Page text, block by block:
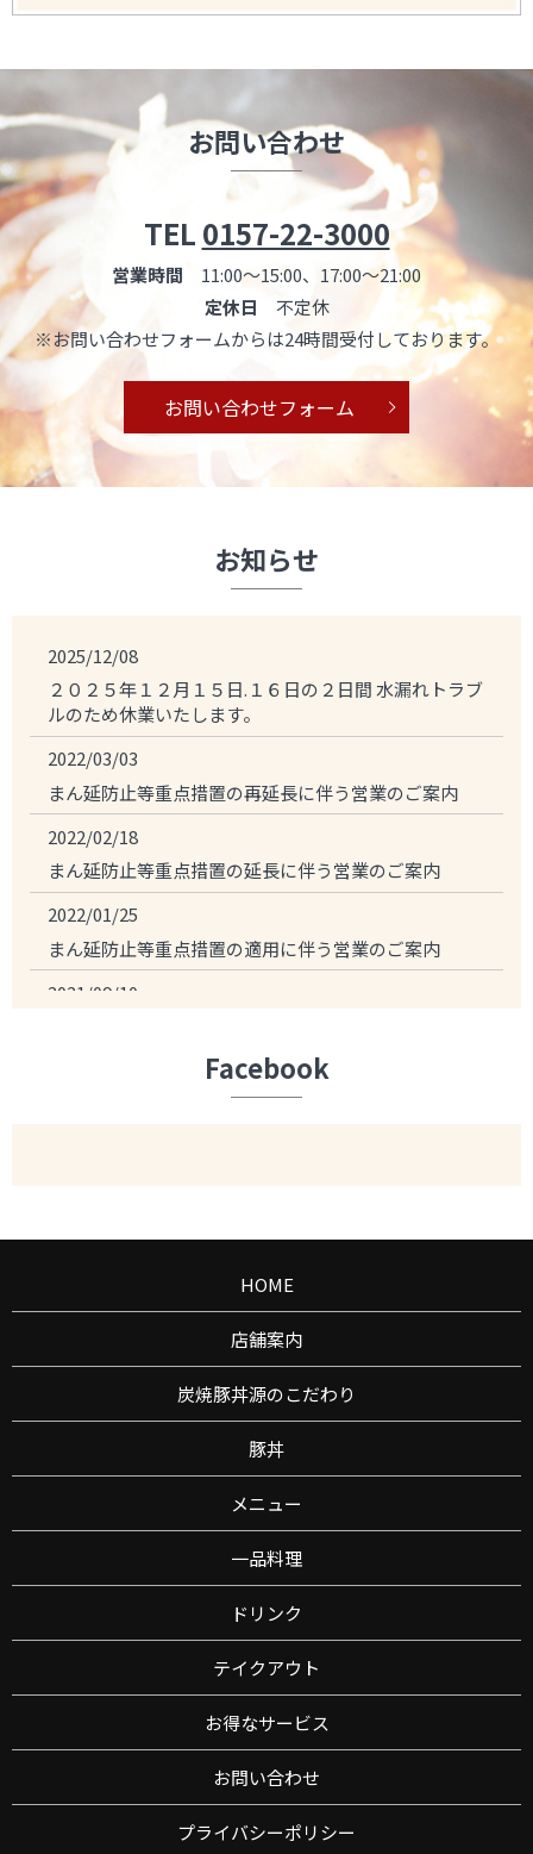
お問い合わせ
TEL 0157-22-3000
営業時間 11:00～15:00、17:00～21:00
定休日 不定休
※お問い合わせフォームからは24時間受付しております。
お問い合わせフォーム
お知らせ
2025/12/08
２０２５年１２月１５日.１６日の２日間 水漏れトラブ
ルのため休業いたします。
2022/03/03
まん延防止等重点措置の再延長に伴う営業のご案内
2022/02/18
まん延防止等重点措置の延長に伴う営業のご案内
2022/01/25
まん延防止等重点措置の適用に伴う営業のご案内
2021/09/10
緊急事態宣言の発令に伴う営業のご案内
19:00以降のアルコール類提供中止延長についてのご案
Facebook
HOME
店舗案内
炭焼豚丼源のこだわり
豚丼
メニュー
一品料理
ドリンク
テイクアウト
お得なサービス
お問い合わせ
プライバシーポリシー